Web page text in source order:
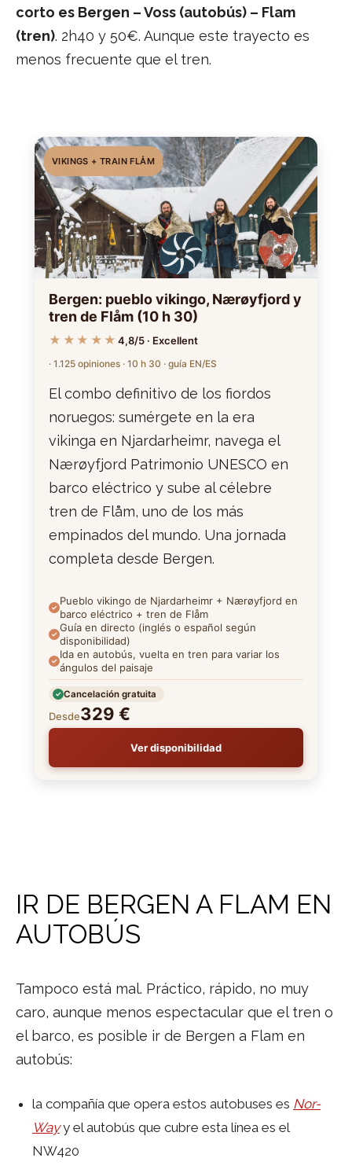
corto es Bergen – Voss (autobús) – Flam
(tren). 2h40 y 50€. Aunque este trayecto es
menos frecuente que el tren.
VIKINGS + TRAIN FLÅM
Bergen: pueblo vikingo, Nærøyfjord y
tren de Flåm (10 h 30)
★★★★★ 4,8/5 · Excellent
· 1.125 opiniones · 10 h 30 · guía EN/ES
El combo definitivo de los fiordos
noruegos: sumérgete en la era
vikinga en Njardarheimr, navega el
Nærøyfjord Patrimonio UNESCO en
barco eléctrico y sube al célebre
tren de Flåm, uno de los más
empinados del mundo. Una jornada
completa desde Bergen.
Pueblo vikingo de Njardarheimr + Nærøyfjord en
barco eléctrico + tren de Flåm
Guía en directo (inglés o español según
disponibilidad)
Ida en autobús, vuelta en tren para variar los
ángulos del paisaje
Cancelación gratuita
Desde329 €
Ver disponibilidad
IR DE BERGEN A FLAM EN
AUTOBÚS
Tampoco está mal. Práctico, rápido, no muy
caro, aunque menos espectacular que el tren o
el barco, es posible ir de Bergen a Flam en
autobús:
la compañía que opera estos autobuses es Nor-
Wayy el autobús que cubre esta línea es el
NW420